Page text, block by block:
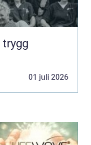
01 juli 2026